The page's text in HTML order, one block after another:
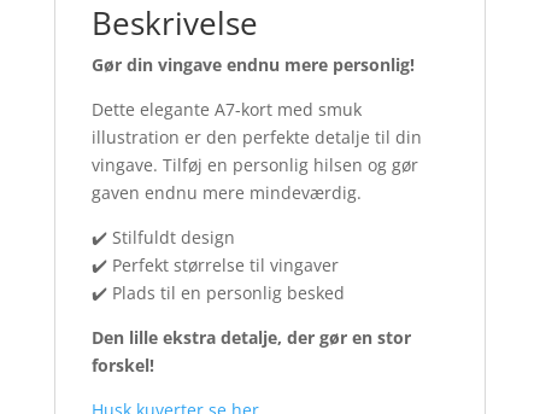
Beskrivelse
Gør din vingave endnu mere personlig!
Dette elegante A7-kort med smuk
illustration er den perfekte detalje til din
vingave. Tilføj en personlig hilsen og gør
gaven endnu mere mindeværdig.
✔️ Stilfuldt design
✔️ Perfekt størrelse til vingaver
✔️ Plads til en personlig besked
Den lille ekstra detalje, der gør en stor
forskel!